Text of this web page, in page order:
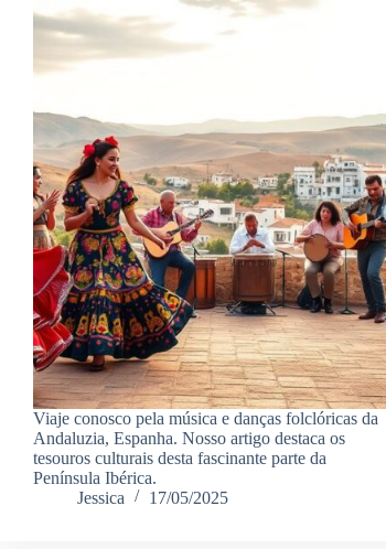
Viaje conosco pela música e danças folclóricas da
Andaluzia, Espanha. Nosso artigo destaca os
tesouros culturais desta fascinante parte da
Península Ibérica.
Jessica
17/05/2025